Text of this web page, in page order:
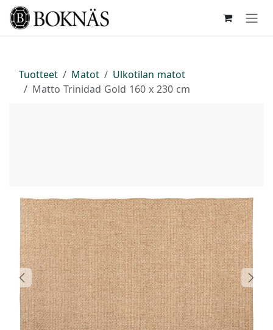
Siirry sisältöön
Tuotteet Matot
Ulkotilan matot
Matto Trinidad Gold 160 x 230 cm